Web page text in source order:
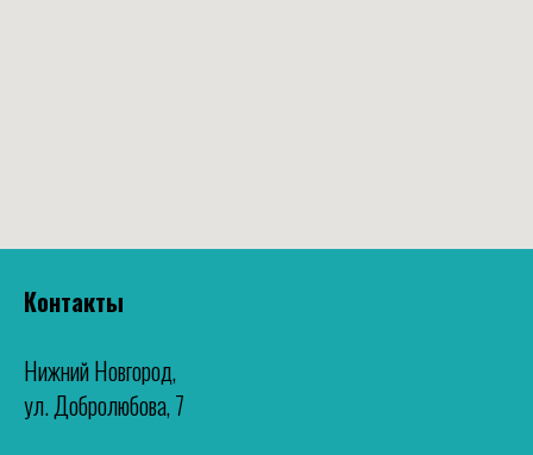
Контакты
Нижний Новгород,
ул. Добролюбова, 7